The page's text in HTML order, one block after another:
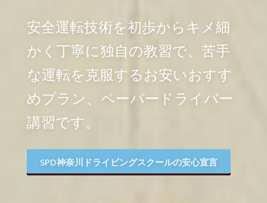
安全運転技術を初歩からキメ細
かく丁寧に独自の教習で、苦手
な運転を克服するお安いおすす
めプラン、ペーパードライバー
講習です。
SPD神奈川ドライビングスクールの安心宣言